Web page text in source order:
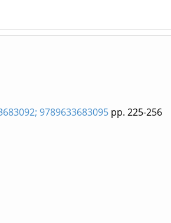
9789633683095 pp. 225-256